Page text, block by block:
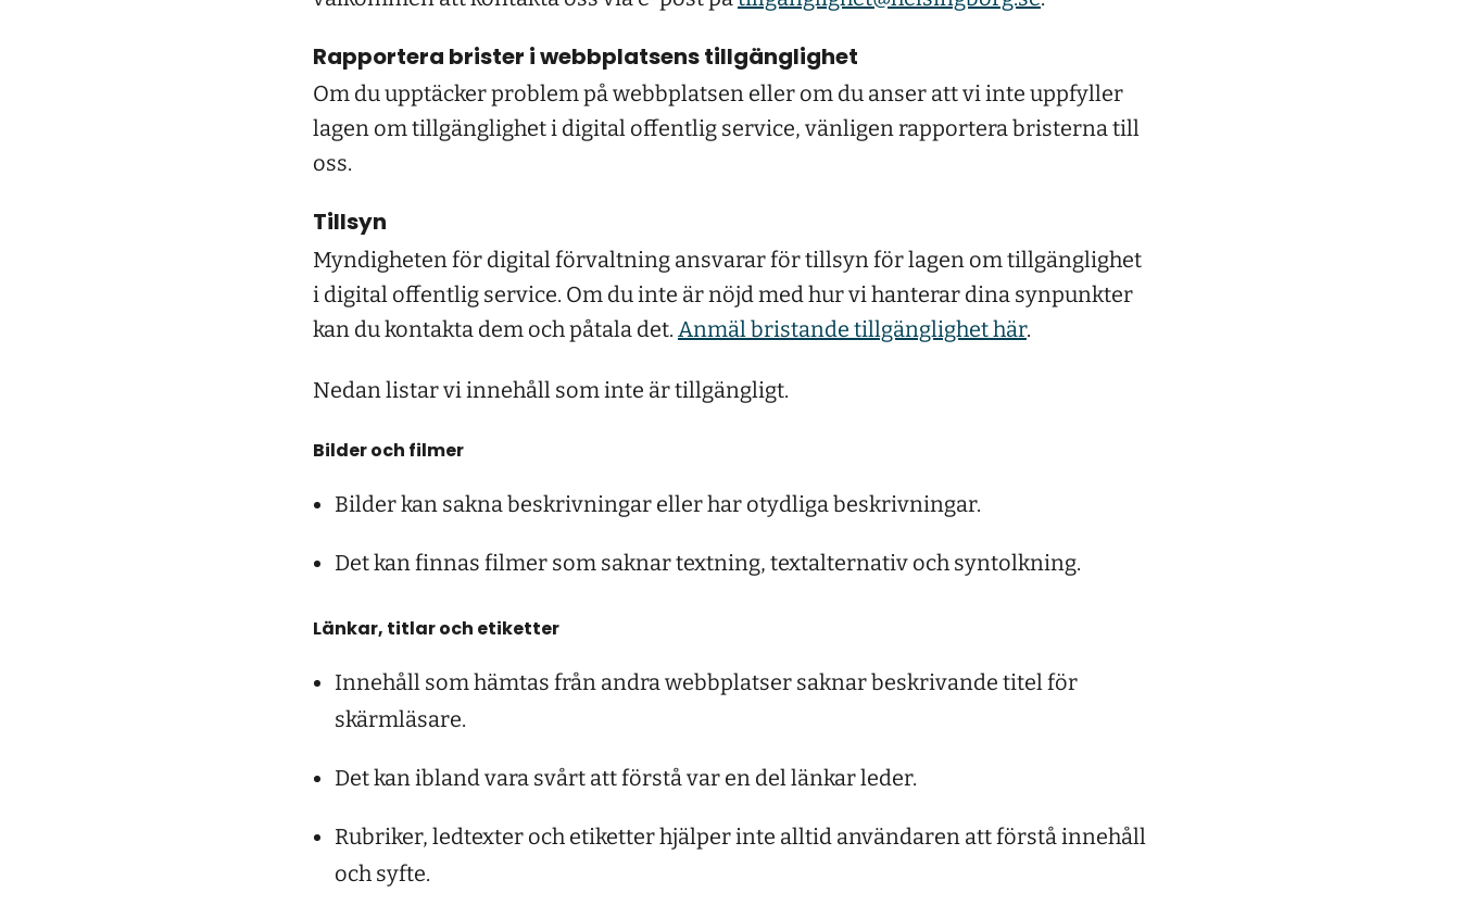
Rapportera brister i webbplatsens tillgänglighet
Om du upptäcker problem på webbplatsen eller om du anser att vi inte uppfyller
lagen om tillgänglighet i digital offentlig service, vänligen rapportera bristerna till
oss.
Tillsyn
Myndigheten för digital förvaltning ansvarar för tillsyn för lagen om tillgänglighet
i digital offentlig service. Om du inte är nöjd med hur vi hanterar dina synpunkter
kan du kontakta dem och påtala det. Anmäl bristande tillgänglighet här.
Nedan listar vi innehåll som inte är tillgängligt.
Bilder och filmer
Bilder kan sakna beskrivningar eller har otydliga beskrivningar.
Det kan finnas filmer som saknar textning, textalternativ och syntolkning.
Länkar, titlar och etiketter
Innehåll som hämtas från andra webbplatser saknar beskrivande titel för
skärmläsare.
Det kan ibland vara svårt att förstå var en del länkar leder.
Rubriker, ledtexter och etiketter hjälper inte alltid användaren att förstå innehåll
och syfte.